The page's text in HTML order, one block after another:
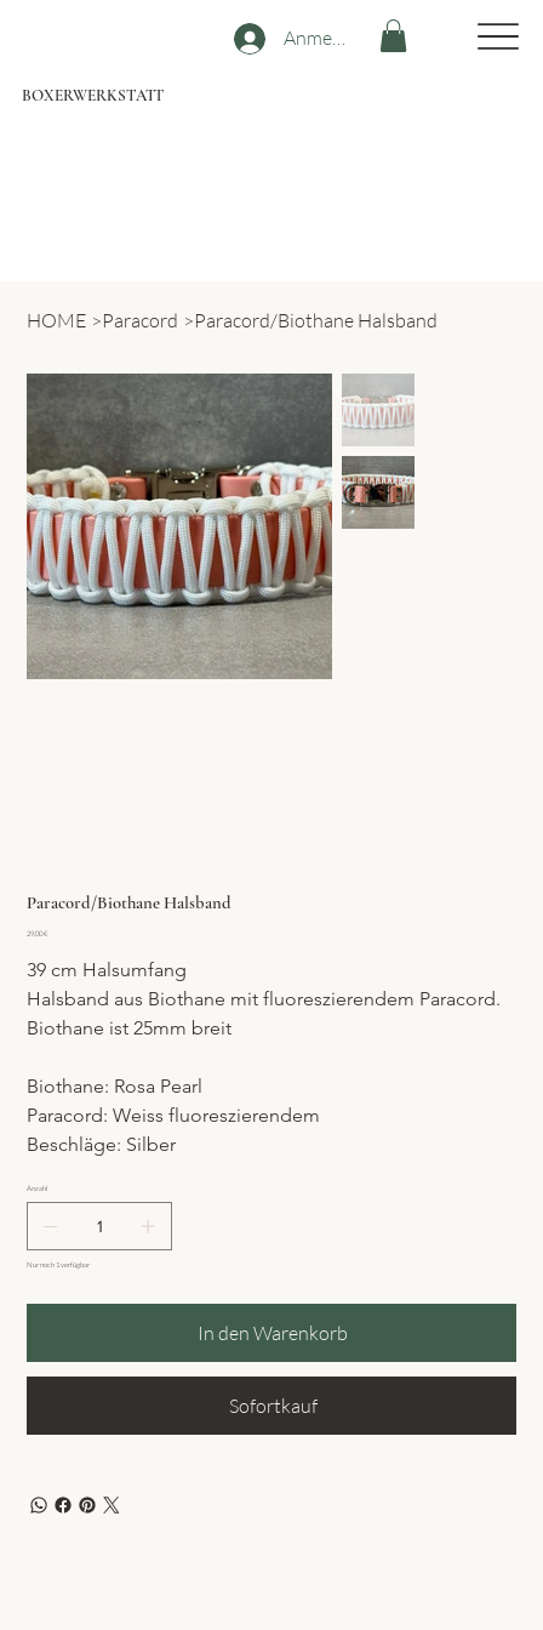
BOXERWERKSTATT
Anmelden
HOME >Paracord >Paracord/Biothane Halsband
Paracord/Biothane Halsband
Preis
29,00 €
39 cm Halsumfang
Halsband aus Biothane mit fluoreszierendem Paracord.
Biothane ist 25mm breit
Biothane: Rosa Pearl
Paracord: Weiss fluoreszierendem
Beschläge: Silber
Anzahl
Nur noch 1 verfügbar
In den Warenkorb
Sofortkauf